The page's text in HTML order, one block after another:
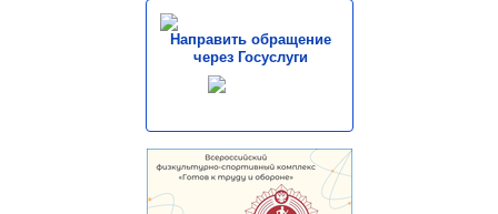
Направить обращение
через Госуслуги